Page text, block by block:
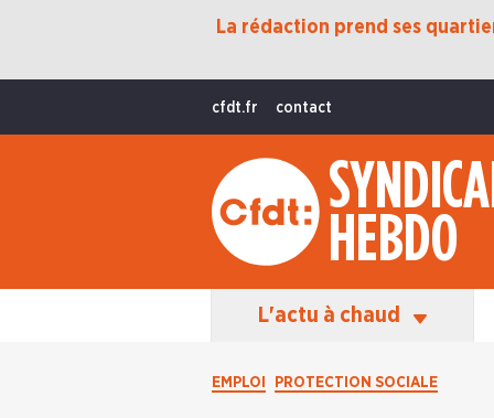
La rédaction prend ses
cfdt.fr contact
HEBDO
L'actu à chaud
Protection Sociale
International
La Vie De La CFDT
Les Équipes En Action
EMPLOI PROTECTION SOCIALE